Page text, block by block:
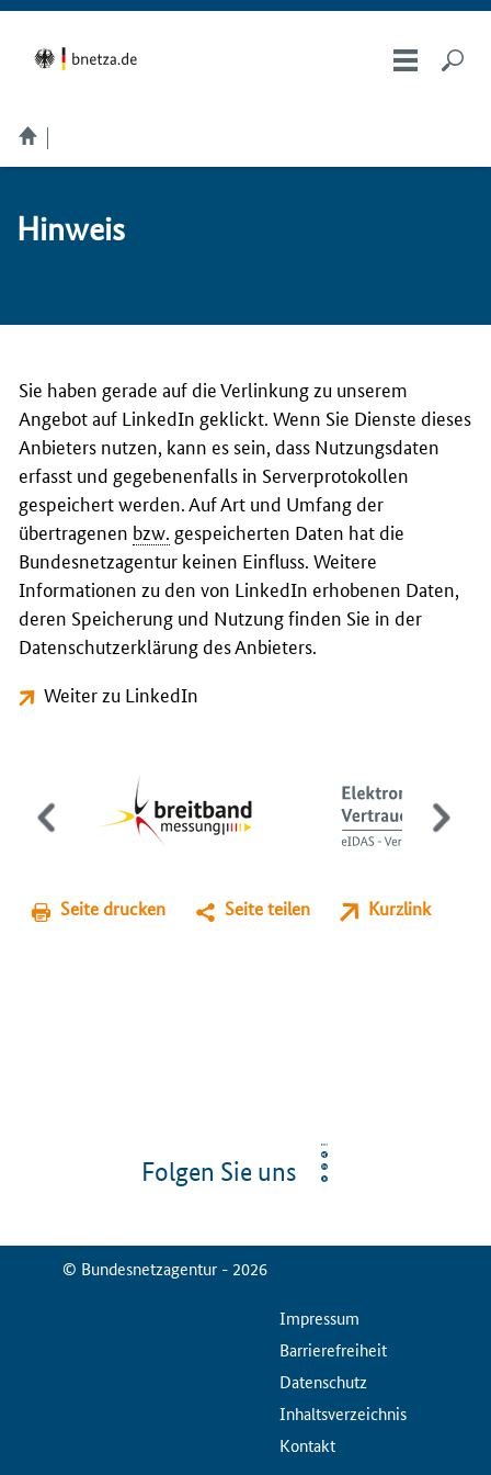
Hin­weis
Sie haben gerade auf die Verlinkung zu unserem
Angebot auf LinkedIn geklickt. Wenn Sie Dienste dieses
Anbieters nutzen, kann es sein, dass Nutzungsdaten
erfasst und gegebenenfalls in Serverprotokollen
gespeichert werden. Auf Art und Umfang der
übertragenen bzw. gespeicherten Daten hat die
Bundesnetzagentur keinen Einfluss. Weitere
Informationen zu den von LinkedIn erhobenen Daten,
deren Speicherung und Nutzung finden Sie in der
Datenschutzerklärung des Anbieters.
Weiter zu LinkedIn
Seite drucken Seite teilen Kurzlink
Folgen Sie uns
© Bundesnetzagentur - 2026
ServiceMenuImpressum
Barrierefreiheit
Datenschutz
Inhaltsverzeichnis
Kontakt